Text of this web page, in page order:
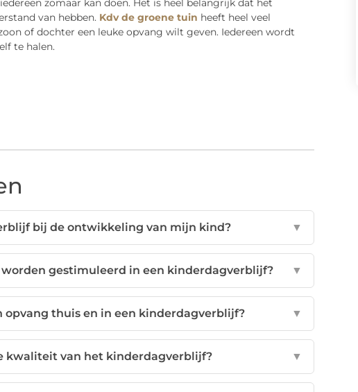
zomaar kan doen. Het is heel belangrijk dat het
van hebben. Kdv de groene tuin heeft heel veel
of dochter een leuke opvang wilt geven. Iedereen wordt
te halen.
bij de ontwikkeling van mijn kind? ▼
gestimuleerd in een kinderdagverblijf? ▼
opvang thuis en in een kinderdagverblijf? ▼
kwaliteit van het kinderdagverblijf? ▼